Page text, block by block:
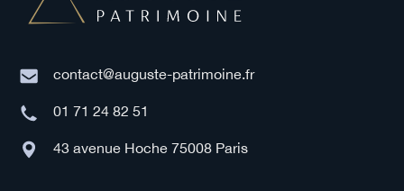
contact@auguste-patrimoine.fr
01 71 24 82 51
43 avenue Hoche 75008 Paris